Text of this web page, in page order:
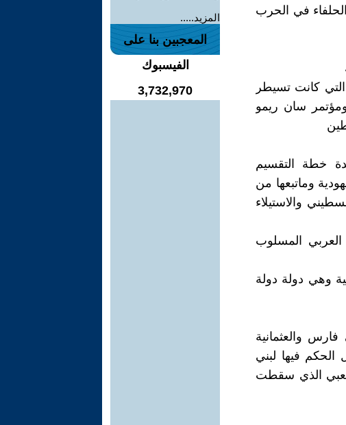
في الحرب
التي كانت تسيطر
سان ريمو
تبنت الأمم المتحدة خطة التقسيم
وماتبعها من
والاستيلاء
العربي المسلوب
وهي دولة دولة
والعثمانية
الحكم فيها لبني
الذي سقطت
المزيد.....
المعجبين بنا على
الفيسبوك
3,732,970